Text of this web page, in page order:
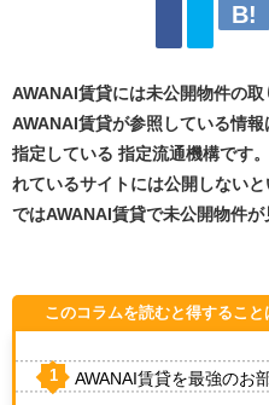
AWANAI賃貸には未公開物件の
AWANAI賃貸が参照している情
指定している 指定流通機構です
れているサイトには公開しない
ではAWANAI賃貸で未公開物件が
このコラムを読むと得すること
AWANAI賃貸を最強のお